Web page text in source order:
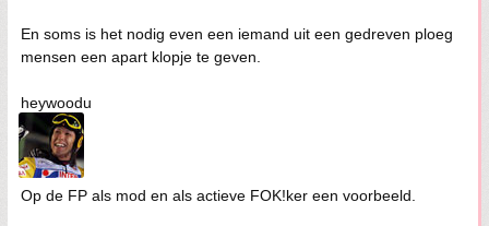
En soms is het nodig even een iemand uit een gedreven ploeg
mensen een apart klopje te geven.
heywoodu
Op de FP als mod en als actieve FOK!ker een voorbeeld.